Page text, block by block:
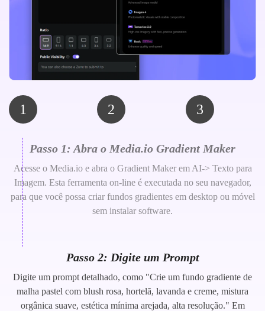
1 2 3
Passo 1: Abra o Media.io Gradient Maker
Acesse o Media.io e abra o Gradient Maker em AI-> Texto para
Imagem. Esta ferramenta on-line é executada no seu navegador,
para que você possa criar fundos gradientes em desktop ou móvel
sem instalar software.
Passo 2: Digite um Prompt
Digite um prompt detalhado, como "Crie um fundo gradiente de
malha pastel com blush rosa, hortelã, lavanda e creme, mistura
orgânica suave, estética mínima arejada, alta resolução." Em